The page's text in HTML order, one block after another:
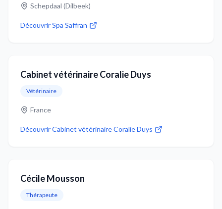
Schepdaal (Dilbeek)
DécouvrirSpa Saffran
Cabinet vétérinaire Coralie Duys
Vétérinaire
France
DécouvrirCabinet vétérinaire Coralie Duys
Cécile Mousson
Thérapeute